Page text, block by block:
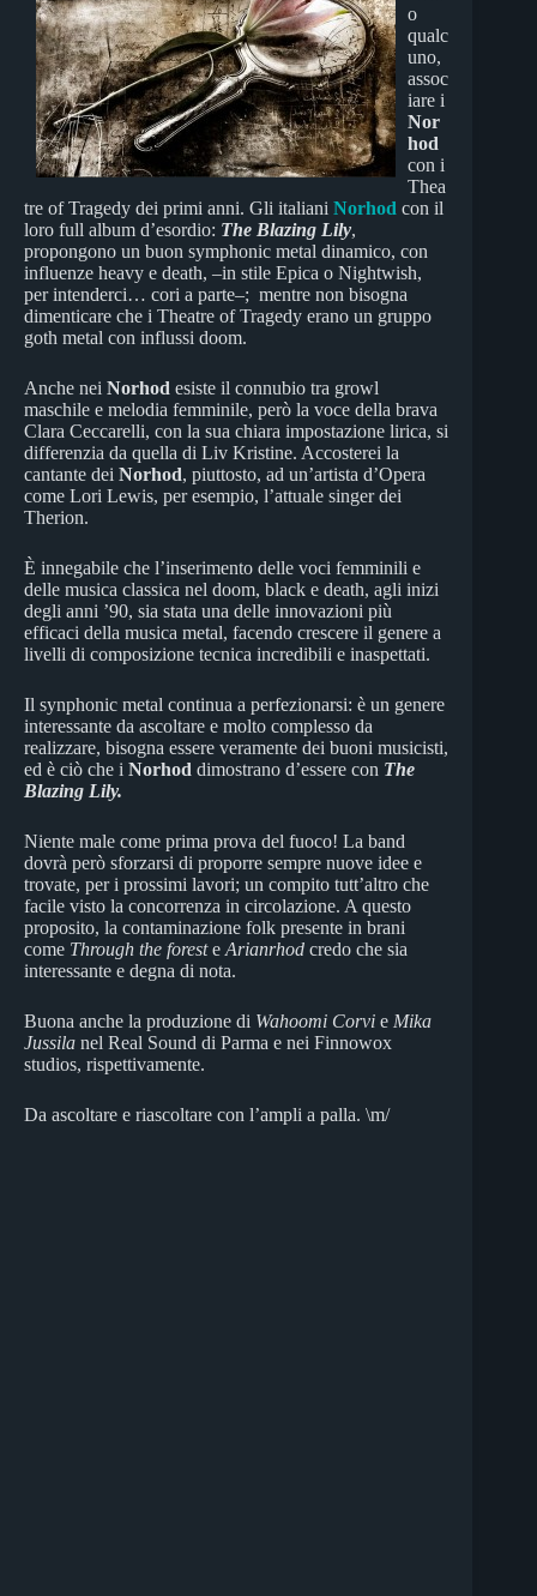
o
qualc
uno,
assoc
iare i
Nor
hod
con i
Thea
tre of Tragedy dei primi anni. Gli italiani Norhod con il
loro full album d’esordio: The Blazing Lily,
propongono un buon symphonic metal dinamico, con
influenze heavy e death, –in stile Epica o Nightwish,
per intenderci… cori a parte–; mentre non bisogna
dimenticare che i Theatre of Tragedy erano un gruppo
goth metal con influssi doom.
Anche nei Norhod esiste il connubio tra growl
maschile e melodia femminile, però la voce della brava
Clara Ceccarelli, con la sua chiara impostazione lirica, si
differenzia da quella di Liv Kristine. Accosterei la
cantante dei Norhod, piuttosto, ad un’artista d’Opera
come Lori Lewis, per esempio, l’attuale singer dei
Therion.
È innegabile che l’inserimento delle voci femminili e
delle musica classica nel doom, black e death, agli inizi
degli anni ’90, sia stata una delle innovazioni più
efficaci della musica metal, facendo crescere il genere a
livelli di composizione tecnica incredibili e inaspettati.
Il synphonic metal continua a perfezionarsi: è un genere
interessante da ascoltare e molto complesso da
realizzare, bisogna essere veramente dei buoni musicisti,
ed è ciò che i Norhod dimostrano d’essere con The
Blazing Lily.
Niente male come prima prova del fuoco! La band
dovrà però sforzarsi di proporre sempre nuove idee e
trovate, per i prossimi lavori; un compito tutt’altro che
facile visto la concorrenza in circolazione. A questo
proposito, la contaminazione folk presente in brani
come Through the foreste Arianrhod credo che sia
interessante e degna di nota.
Buona anche la produzione di Wahoomi Corvi e Mika
Jussila nel Real Sound di Parma e nei Finnowox
studios, rispettivamente.
Da ascoltare e riascoltare con l’ampli a palla. \m/